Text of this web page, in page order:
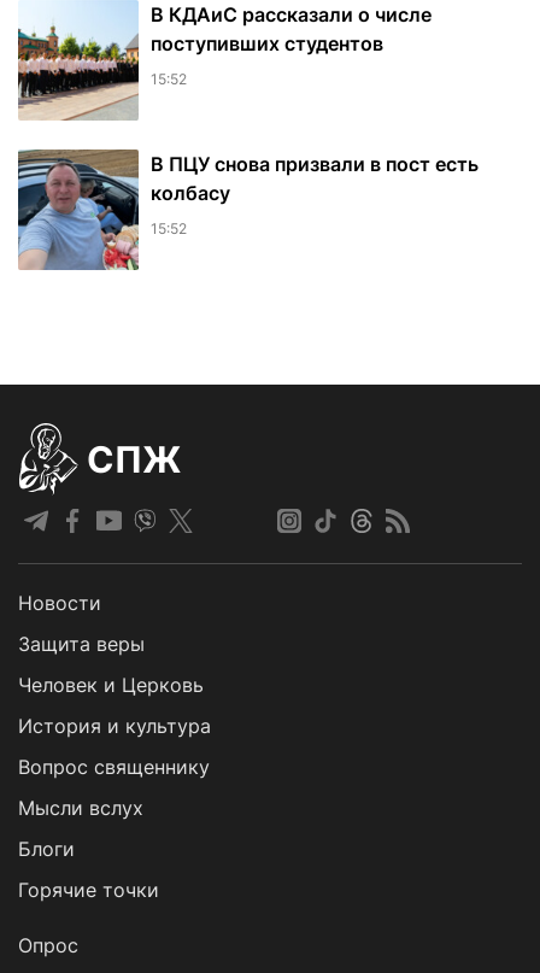
В КДАиС рассказали о числе
поступивших студентов
15:52
В ПЦУ снова призвали в пост есть
колбасу
15:52
СПЖ
Новости
Защита веры
Человек и Церковь
История и культура
Вопрос священнику
Мысли вслух
Блоги
Горячие точки
Опрос